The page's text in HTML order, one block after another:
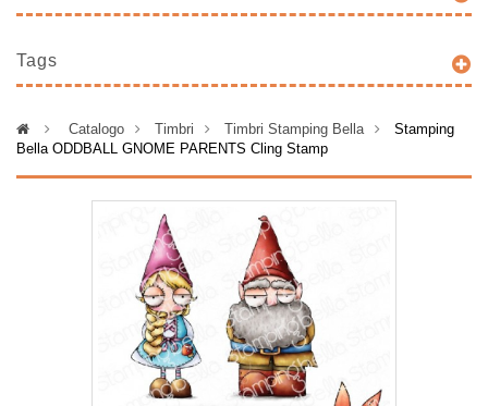
Tags
> Catalogo > Timbri > Timbri Stamping Bella >
Stamping
Bella ODDBALL GNOME PARENTS Cling Stamp